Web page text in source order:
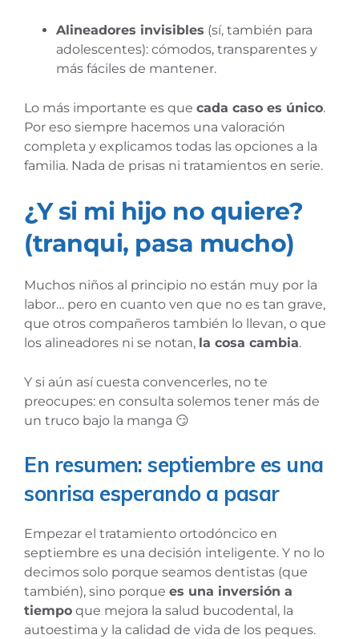
Alineadores invisibles (sí, también para
adolescentes): cómodos, transparentes y
más fáciles de mantener.
Lo más importante es que cada caso es único.
Por eso siempre hacemos una valoración
completa y explicamos todas las opciones a la
familia. Nada de prisas ni tratamientos en serie.
¿Y si mi hijo no quiere?
(tranqui, pasa mucho)
Muchos niños al principio no están muy por la
labor… pero en cuanto ven que no es tan grave,
que otros compañeros también lo llevan, o que
los alineadores ni se notan, la cosa cambia.
Y si aún así cuesta convencerles, no te
preocupes: en consulta solemos tener más de
un truco bajo la manga 😏
En resumen: septiembre es una
sonrisa esperando a pasar
Empezar el tratamiento ortodóncico en
septiembre es una decisión inteligente. Y no lo
decimos solo porque seamos dentistas (que
también), sino porque es una inversión a
tiempo que mejora la salud bucodental, la
autoestima y la calidad de vida de los peques.